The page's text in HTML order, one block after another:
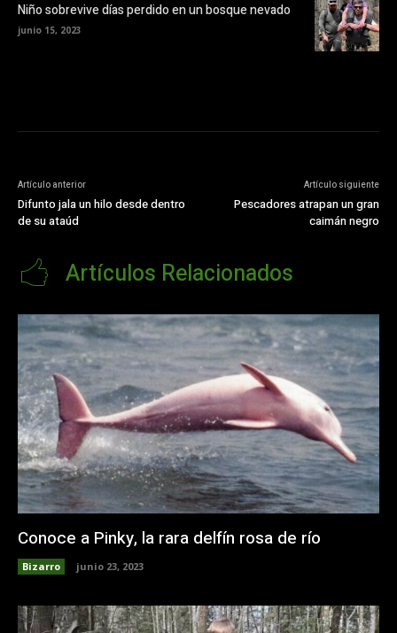
Niño sobrevive días perdido en un bosque nevado
junio 15, 2023
Artículo anterior
Difunto jala un hilo desde dentro
de su ataúd
Artículo siguiente
Pescadores atrapan un gran
caimán negro
Artículos Relacionados
Conoce a Pinky, la rara delfín rosa de río
Bizarro junio 23, 2023